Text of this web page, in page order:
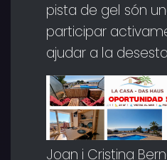
pista de gel són
participar
ajudar a la
Joan i Cristina